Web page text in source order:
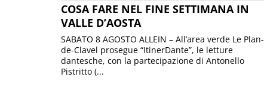
COSA FARE NEL FINE SETTIMANA IN
VALLE D’AOSTA
SABATO 8 AGOSTO ALLEIN – All’area verde Le Plan-
de-Clavel prosegue “ItinerDante”, le letture
dantesche, con la partecipazione di Antonello
Pistritto (...